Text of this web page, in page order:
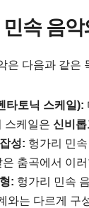
속 음악
은 다음과 같은
타토닉 스케일):
스케일은 신비롭
성: 헝가리 민
은 춤곡에서 이
: 헝가리 민속
와는 다르게 구